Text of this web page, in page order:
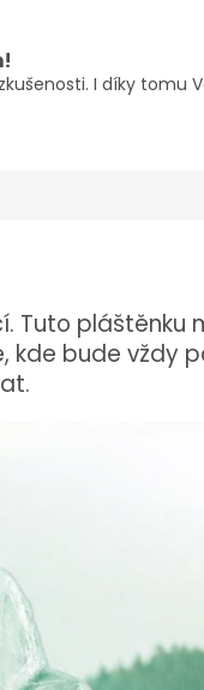
I díky tomu
Tuto pláštěnku
bude vždy